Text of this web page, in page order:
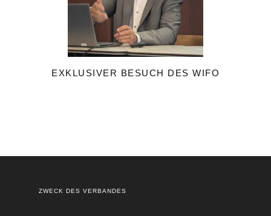
EXKLUSIVER BESUCH DES WIFO
ZWECK DES VERBANDES